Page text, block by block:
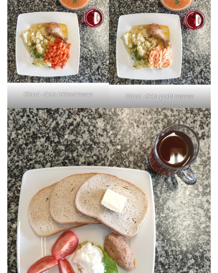
Obiad -dieta lekkostrawna Obiad -dieta podstawowa